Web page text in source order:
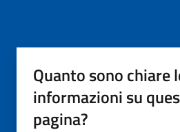
Quanto sono chiare
informazioni su
pagina?